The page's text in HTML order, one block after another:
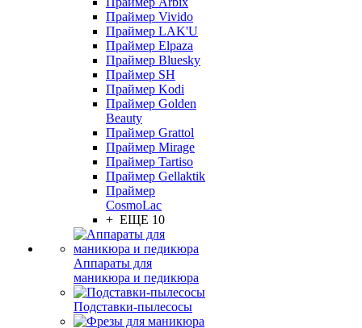
Праймер Vivido
Праймер LAK'U
Праймер Elpaza
Праймер Bluesky
Праймер SH
Праймер Kodi
Праймер Golden
Beauty
Праймер Grattol
Праймер Mirage
Праймер Tartiso
Праймер Gellaktik
Праймер
CosmoLac
+ ЕЩЕ 10
Аппараты для
маникюра и педикюра
Подставки-пылесосы